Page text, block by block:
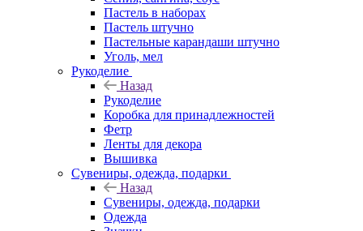
Пастель в наборах
Пастель штучно
Пастельные карандаши штучно
Уголь, мел
Рукоделие
Назад
Рукоделие
Коробка для принадлежностей
Фетр
Ленты для декора
Вышивка
Сувениры, одежда, подарки
Назад
Сувениры, одежда, подарки
Одежда